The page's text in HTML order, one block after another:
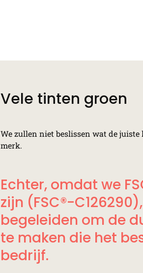
Vele tinten groen
We zullen niet beslissen wat de
merk.
Echter, omdat we
zijn (FSC®-
begeleiden om de
te maken die het
bedrijf.